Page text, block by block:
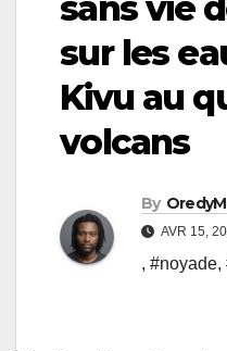
sur les
Kivu au
volcans
By
AVR 15,
, #noyade,